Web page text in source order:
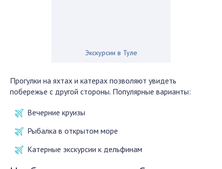
Экскурсии в Туле
Прогулки на яхтах и катерах позволяют увидеть
побережье с другой стороны. Популярные варианты:
Вечерние круизы
Рыбалка в открытом море
Катерные экскурсии к дельфинам